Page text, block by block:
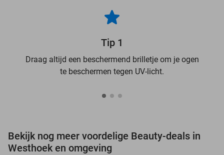
Tip 1
Draag altijd een beschermend brilletje om je ogen
te beschermen tegen UV-licht.
Bekijk nog meer voordelige Beauty-deals in
Westhoek en omgeving